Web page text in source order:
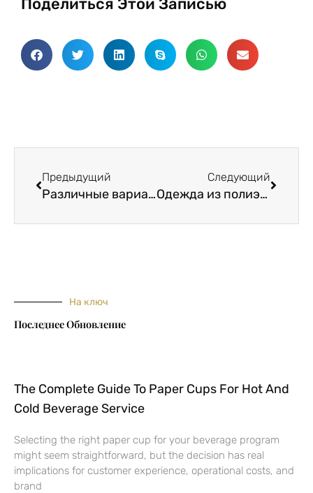
Поделиться Этой Записью
Предыдущий
Различные варианты использования целлофановой пленки
Следующий
Одежда из полиэстера может быть опасна для вашего здоровья
На ключ
Последнее Обновление
The Complete Guide To Paper Cups For Hot And
Cold Beverage Service
Selecting the right paper cup for your beverage program
might seem straightforward, but the decision has real
implications for customer experience, operational costs, and
brand